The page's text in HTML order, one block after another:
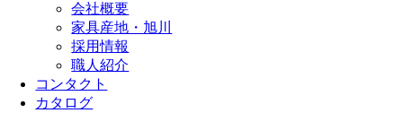
会社概要
家具産地・旭川
採用情報
職人紹介
コンタクト
カタログ